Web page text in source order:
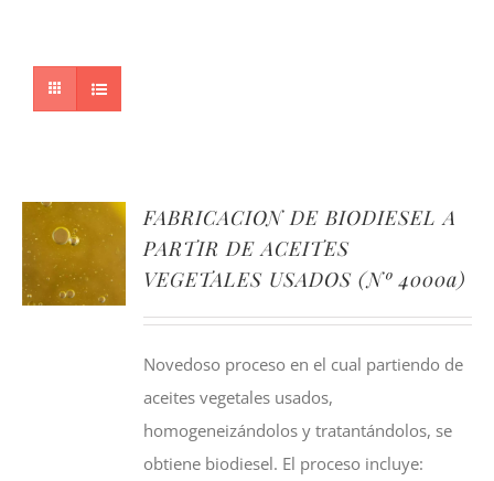
AL
FABRICACION DE BIODIESEL A
PARTIR DE ACEITES
VEGETALES USADOS (Nº 4000a)
Novedoso proceso en el cual partiendo de
aceites vegetales usados,
homogeneizándolos y tratantándolos, se
obtiene biodiesel. El proceso incluye: